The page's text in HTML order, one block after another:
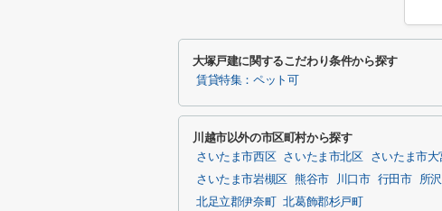
大塚戸建に関するこだわり条件から探す
賃貸特集：ペット可
川越市以外の市区町村から探す
さいたま市西区 さいたま市北区 さいたま市大
さいたま市岩槻区
熊谷市 川口市 行田市 所
北足立郡伊奈町
北葛飾郡杉戸町